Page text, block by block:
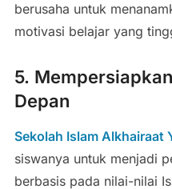
berusaha untuk
motivasi belajar yang
5.
Depan
Sekolah Islam Alkhairaat
siswanya untuk menjadi
berbasis pada nilai-nilai